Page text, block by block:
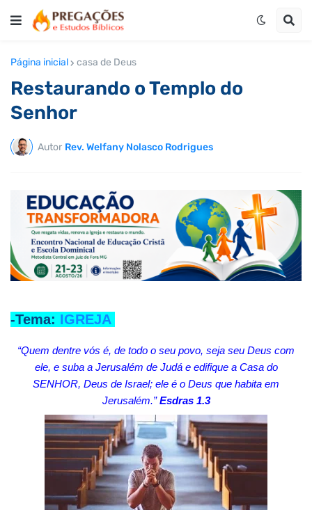
Página inicial casa de Deus
Restaurando o Templo do
Senhor
Autor Rev. Welfany Nolasco Rodrigues
-Tema: IGREJA
“Quem dentre vós é, de todo o seu povo, seja seu Deus com
ele, e suba a Jerusalém de Judá e edifique a Casa do
SENHOR, Deus de Israel; ele é o Deus que habita em
Jerusalém.”Esdras 1.3